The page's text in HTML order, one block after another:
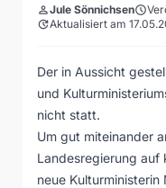
personJule Sönnichsenschedule
updateAktualisiert am
Der in Aussicht
und
nicht statt.
Um gut miteinander
Landesregierung auf
neue